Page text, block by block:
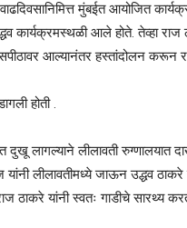
वाढदिवसानिमित्त मुंबईत आयोजित
कार्यक्रमस्थळी आले होते. तेव्हा
आल्यानंतर हस्तांदोलन करून
होती .
दुखू लागल्याने लीलावती रुग्णालयात
लीलावतीमध्ये जाऊन उद्धव ठाकरे
ठाकरे यांनी स्वतः गाडीचे सारथ्य